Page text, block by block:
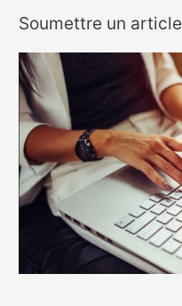
Soumettre un article